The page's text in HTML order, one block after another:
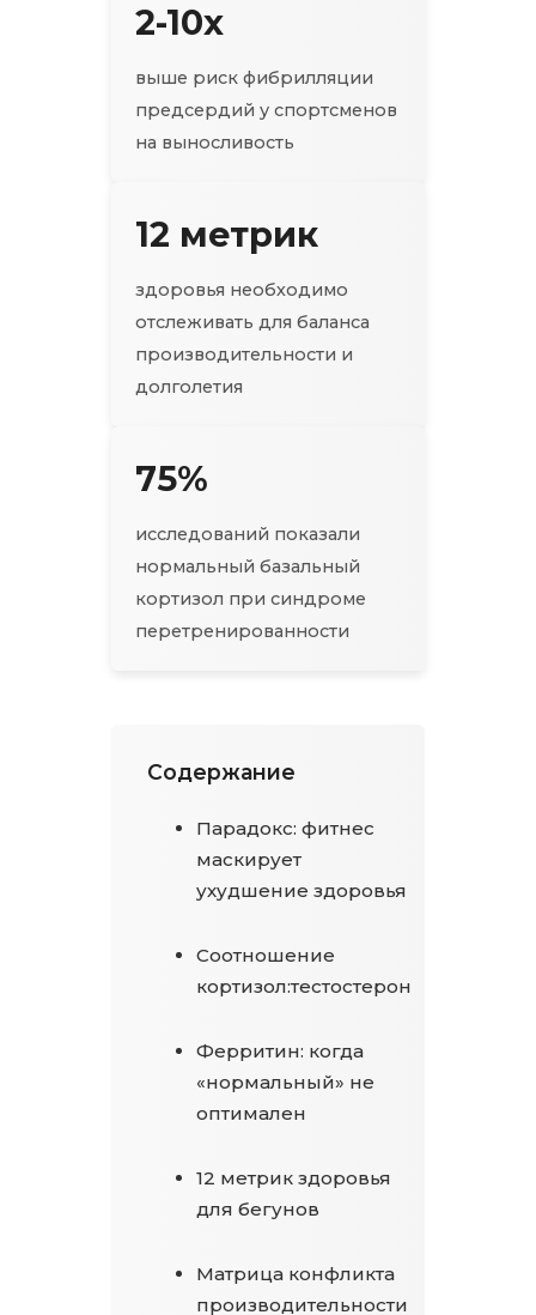
2-10x
выше риск фибрилляции
предсердий у спортсменов
на выносливость
12 метрик
здоровья необходимо
отслеживать для баланса
производительности и
долголетия
75%
исследований показали
нормальный базальный
кортизол при синдроме
перетренированности
Содержание
Парадокс: фитнес
маскирует
ухудшение здоровья
Соотношение
кортизол:тестостерон
Ферритин: когда
«нормальный» не
оптимален
12 метрик здоровья
для бегунов
Матрица конфликта
производительности